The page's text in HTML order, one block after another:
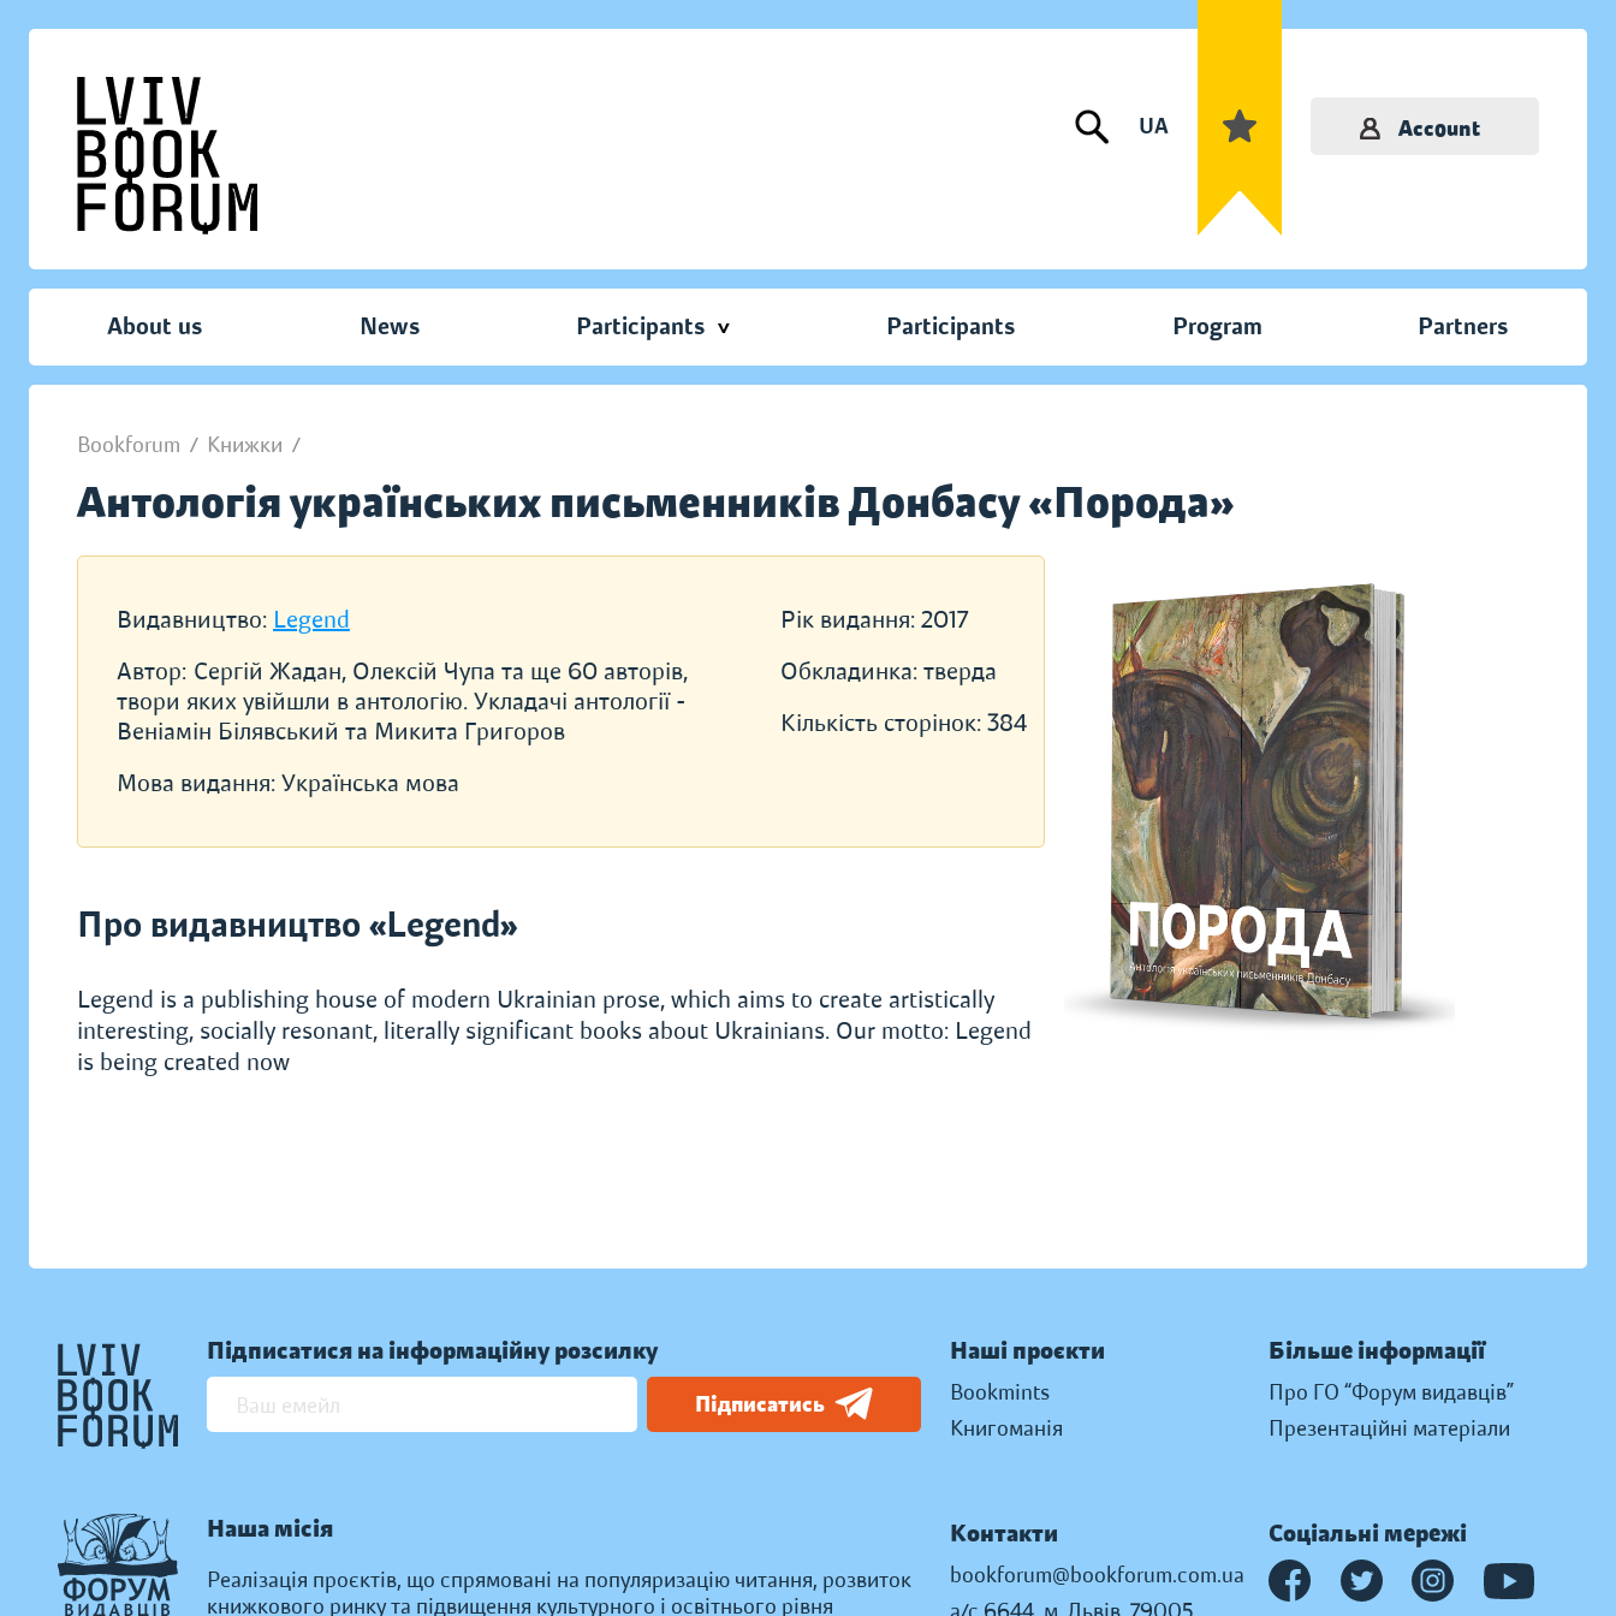
UA Account
About us News Participants Participants Program Partners
Bookforum / Книжки /
Антологія українських письменників Донбасу «Порода»
Видавництво: Legend
Автор: Сергій Жадан, Олексій Чупа та ще 60 авторів,
твори яких увійшли в антологію. Укладачі антології -
Веніамін Білявський та Микита Григоров
Мова видання: Українська мова
Рік видання: 2017
Обкладинка: тверда
Кількість сторінок: 384
Про видавництво «Legend»
Legend is a publishing house of modern Ukrainian prose, which aims to create artistically
interesting, socially resonant, literally significant books about Ukrainians. Our motto: Legend
is being created now
Підписатися на інформаційну розсилку
Підписатись
Наша місія
Реалізація проєктів, що спрямовані на популяризацію читання, розвиток
книжкового ринку та підвищення культурного і освітнього рівня
Наші проєкти
Bookmints
Книгоманія
Більше інформації
Про ГО “Форум видавців”
Презентаційні матеріали
Контакти
bookforum@bookforum.com.ua
Соціальні мережі